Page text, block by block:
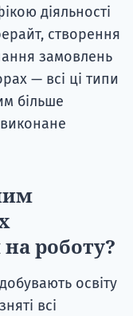
діяльності
створення
замовлень
— всі ці типи
більше
на роботу?
освіту
всі